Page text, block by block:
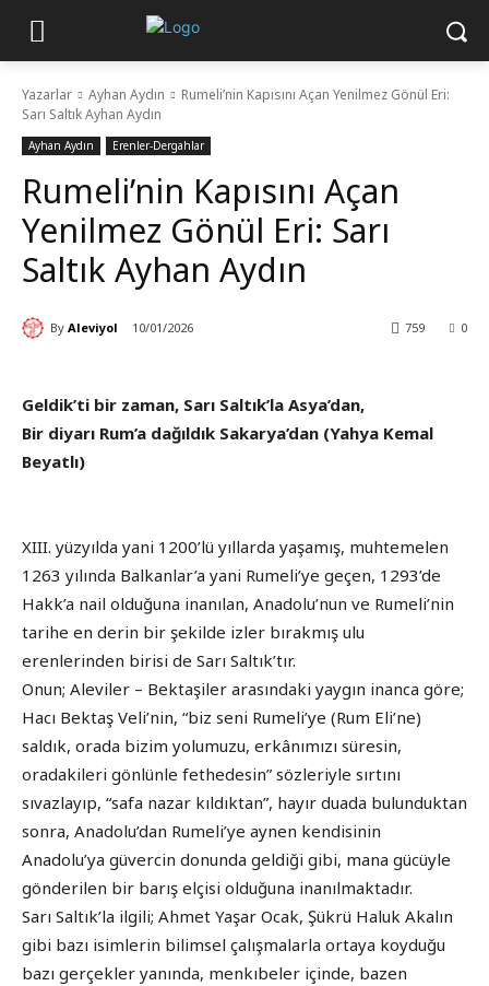
Yazarlar Ayhan Aydın
Rumeli’nin Kapısını Açan Yenilmez Gönül Eri:
Sarı Saltık Ayhan Aydın
Ayhan Aydın Erenler-Dergahlar
Rumeli’nin Kapısını Açan
Yenilmez Gönül Eri: Sarı
Saltık Ayhan Aydın
By Aleviyol 10/01/2026 0
759
Geldik’ti bir zaman, Sarı Saltık’la Asya’dan,
Bir diyarı Rum’a dağıldık Sakarya’dan (Yahya Kemal
Beyatlı)
XIII. yüzyılda yani 1200’lü yıllarda yaşamış, muhtemelen
1263 yılında Balkanlar’a yani Rumeli’ye geçen, 1293’de
Hakk’a nail olduğuna inanılan, Anadolu’nun ve Rumeli’nin
tarihe en derin bir şekilde izler bırakmış ulu
erenlerinden birisi de Sarı Saltık’tır.
Onun; Aleviler – Bektaşiler arasındaki yaygın inanca göre;
Hacı Bektaş Veli’nin, “biz seni Rumeli’ye (Rum Eli’ne)
saldık, orada bizim yolumuzu, erkânımızı süresin,
oradakileri gönlünle fethedesin” sözleriyle sırtını
sıvazlayıp, “safa nazar kıldıktan”, hayır duada bulunduktan
sonra, Anadolu’dan Rumeli’ye aynen kendisinin
Anadolu’ya güvercin donunda geldiği gibi, mana gücüyle
gönderilen bir barış elçisi olduğuna inanılmaktadır.
Sarı Saltık’la ilgili; Ahmet Yaşar Ocak, Şükrü Haluk Akalın
gibi bazı isimlerin bilimsel çalışmalarla ortaya koyduğu
bazı gerçekler yanında, menkıbeler içinde, bazen